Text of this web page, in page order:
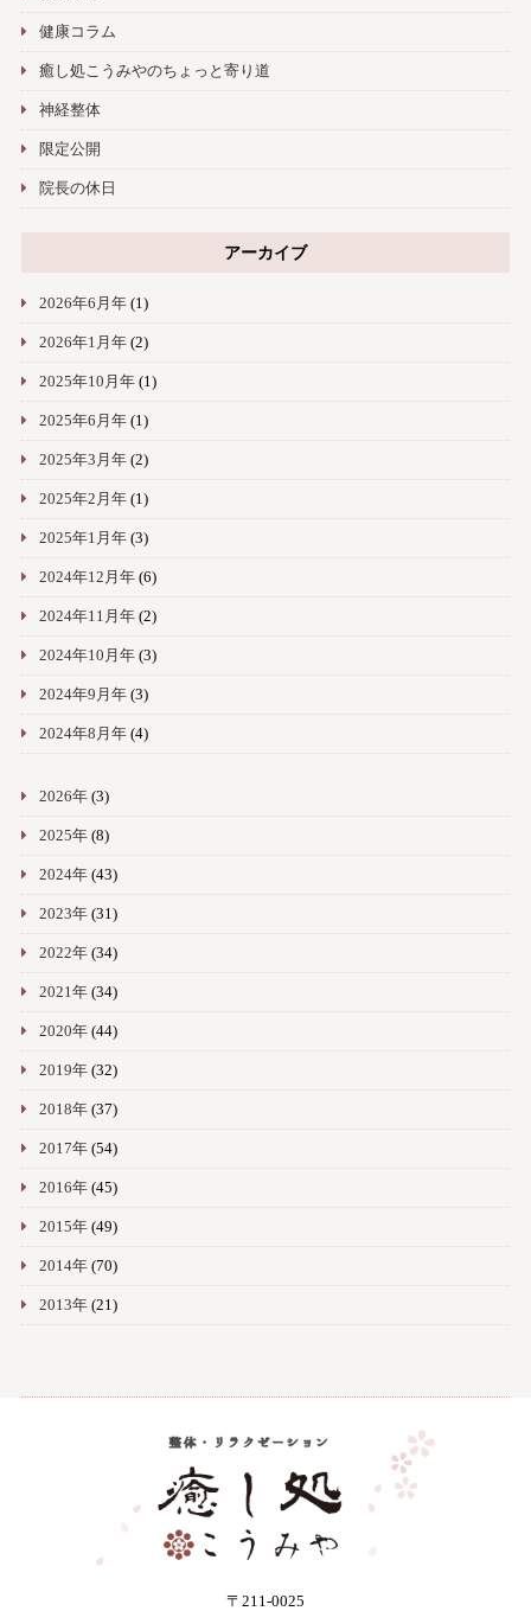
健康コラム
癒し処こうみやのちょっと寄り道
神経整体
限定公開
院長の休日
アーカイブ
2026年6月年(1)
2026年1月年(2)
2025年10月年(1)
2025年6月年(1)
2025年3月年(2)
2025年2月年(1)
2025年1月年(3)
2024年12月年(6)
2024年11月年(2)
2024年10月年(3)
2024年9月年(3)
2024年8月年(4)
2026年(3)
2025年(8)
2024年(43)
2023年(31)
2022年(34)
2021年(34)
2020年(44)
2019年(32)
2018年(37)
2017年(54)
2016年(45)
2015年(49)
2014年(70)
2013年(21)
〒211-0025